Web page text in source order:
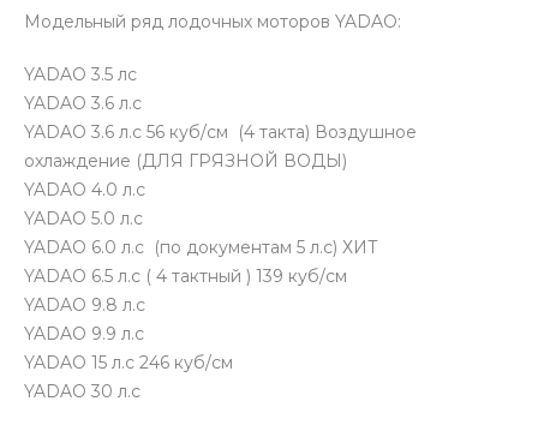
Модельный ряд лодочных моторов YADAO:
YADAO 3.5 лс
YADAO 3.6 л.с
YADAO 3.6 л.с 56 куб/см (4 такта) Воздушное
охлаждение (ДЛЯ ГРЯЗНОЙ ВОДЫ)
YADAO 4.0 л.с
YADAO 5.0 л.с
YADAO 6.0 л.с (по документам 5 л.с) ХИТ
YADAO 6.5 л.с ( 4 тактный ) 139 куб/см
YADAO 9.8 л.с
YADAO 9.9 л.с
YADAO 15 л.с 246 куб/см
YADAO 30 л.с